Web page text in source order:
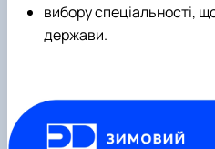
вибору спеціальності,
держави.